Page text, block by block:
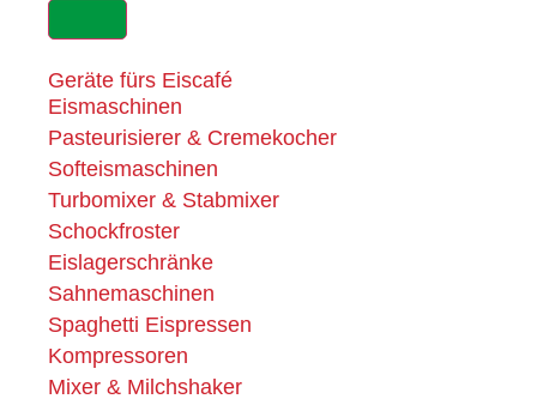
Geräte fürs Eiscafé
Eismaschinen
Pasteurisierer & Cremekocher
Softeismaschinen
Turbomixer & Stabmixer
Schockfroster
Eislagerschränke
Sahnemaschinen
Spaghetti Eispressen
Kompressoren
Mixer & Milchshaker